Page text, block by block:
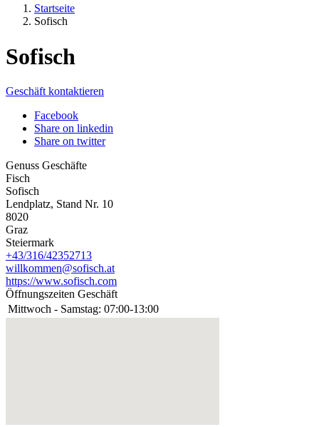
Startseite
Sofisch
Sofisch
Geschäft kontaktieren
Facebook
Share on linkedin
Share on twitter
Genuss Geschäfte
Fisch
Sofisch
Lendplatz, Stand Nr. 10
8020
Graz
Steiermark
+43/316/42352713
willkommen@sofisch.at
https://www.sofisch.com
Öffnungszeiten Geschäft
Mittwoch - Samstag: 07:00-13:00